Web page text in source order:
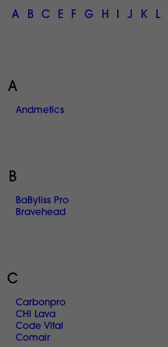
A B C E F G H I J K L
A
Andmetics
B
BaByliss Pro
Bravehead
C
Carbonpro
CHI Lava
Code Vital
Comair